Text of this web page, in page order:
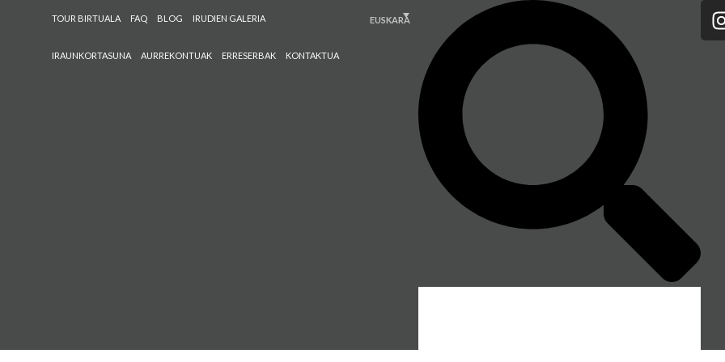
TOUR BIRTUALA FAQ BLOG IRUDIEN GALERIA
IRAUNKORTASUNA AURREKONTUAK ERRESERBAK KONTAKTUA
EUSKARA